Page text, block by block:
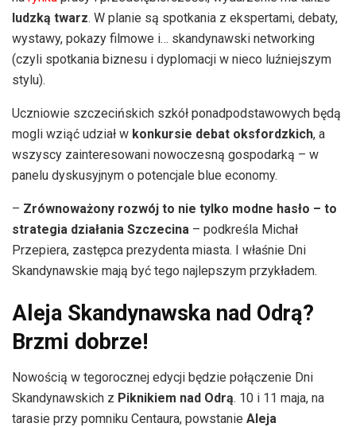
ludzką twarz. W planie są spotkania z ekspertami, debaty,
wystawy, pokazy filmowe i… skandynawski networking
(czyli spotkania biznesu i dyplomacji w nieco luźniejszym
stylu).
Uczniowie szczecińskich szkół ponadpodstawowych będą
mogli wziąć udział w konkursie debat oksfordzkich, a
wszyscy zainteresowani nowoczesną gospodarką – w
panelu dyskusyjnym o potencjale blue economy.
– Zrównoważony rozwój to nie tylko modne hasło – to
strategia działania Szczecina – podkreśla Michał
Przepiera, zastępca prezydenta miasta. I właśnie Dni
Skandynawskie mają być tego najlepszym przykładem.
Aleja Skandynawska nad Odrą?
Brzmi dobrze!
Nowością w tegorocznej edycji będzie połączenie Dni
Skandynawskich z Piknikiem nad Odrą. 10 i 11 maja, na
tarasie przy pomniku Centaura, powstanie Aleja